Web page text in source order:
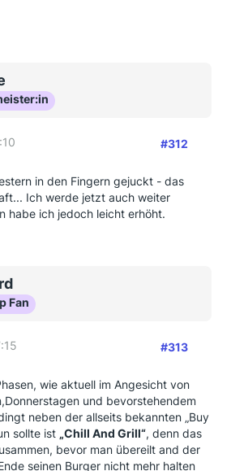
#312
in den Fingern gejuckt - das
Ich werde jetzt auch weiter
habe ich jedoch leicht erhöht.
Fan
#313
wie aktuell im Angesicht von
und bevorstehendem
neben der allseits bekannten „Buy
sollte ist „Chill And Grill“, denn das
bevor man übereilt and der
seinen Burger nicht mehr halten